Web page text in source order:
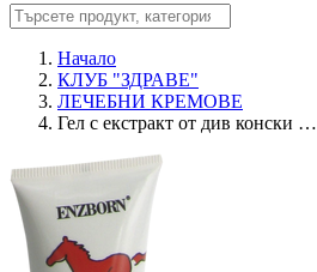
Начало
КЛУБ "ЗДРАВЕ"
ЛЕЧЕБНИ КРЕМОВЕ
Гел с екстракт от див конски …